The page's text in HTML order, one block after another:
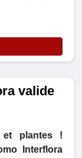
valide
et plantes !
Interflora